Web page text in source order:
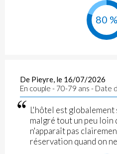
80 %
De Pieyre, le 16/07/2026
En couple - 70-79 ans -
L'hôtel est
malgré tout un peu loin
n'apparaît pas
réservation quand on